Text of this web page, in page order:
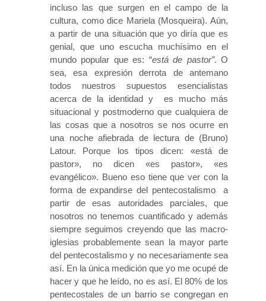
incluso las que surgen en el campo de la
cultura, como dice Mariela (Mosqueira). Aún,
a partir de una situación que yo diría que es
genial, que uno escucha muchísimo en el
mundo popular que es: “está de pastor”. O
sea, esa expresión derrota de antemano
todos nuestros supuestos esencialistas
acerca de la identidad y es mucho más
situacional y postmoderno que cualquiera de
las cosas que a nosotros se nos ocurre en
una noche afiebrada de lectura de (Bruno)
Latour. Porque los tipos dicen: «está de
pastor», no dicen «es pastor», «es
evangélico». Bueno eso tiene que ver con la
forma de expandirse del pentecostalismo a
partir de esas autoridades parciales, que
nosotros no tenemos cuantificado y además
siempre seguimos creyendo que las macro-
iglesias probablemente sean la mayor parte
del pentecostalismo y no necesariamente sea
así. En la única medición que yo me ocupé de
hacer y que he leído, no es así. El 80% de los
pentecostales de un barrio se congregan en